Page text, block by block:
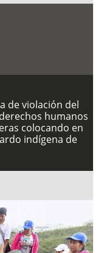
de violación del
humanos
colocando en
indígena de